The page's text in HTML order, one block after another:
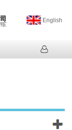
English